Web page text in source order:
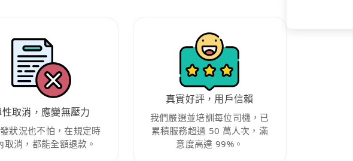
性取消，應變無壓力
狀況也不怕，在規定時
取消，都能全額退款。
真實好評，用戶信賴
我們嚴選並培訓每位司機，已
累積服務超過 50 萬人次，滿
意度高達 99%。